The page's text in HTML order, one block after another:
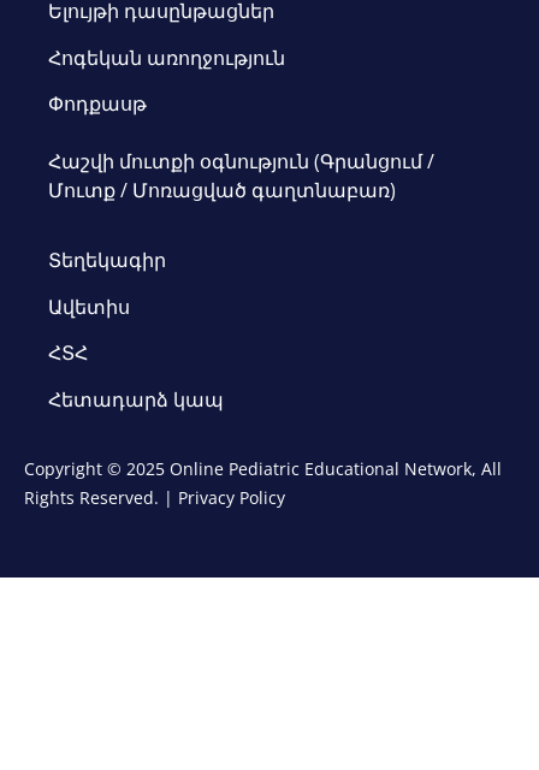
Ելույթի դասընթացներ
Հոգեկան առողջություն
Փոդքասթ
Հաշվի մուտքի օգնություն (Գրանցում /
Մուտք / Մոռացված գաղտնաբառ)
Տեղեկագիր
Ավետիս
ՀՏՀ
Հետադարձ կապ
Copyright © 2025 Online Pediatric Educational Network, All
Rights Reserved. | Privacy Policy